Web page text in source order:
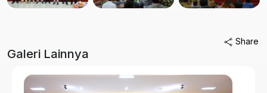
Share
Galeri Lainnya